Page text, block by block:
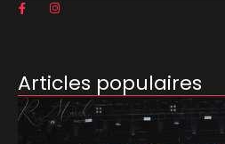
Articles populaires